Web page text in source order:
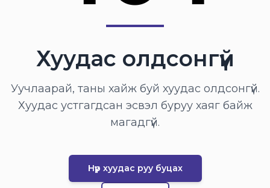
Хуудас олдсонгүй
Уучлаарай, таны хайж буй хуудас олдсонгүй.
Хуудас устгагдсан эсвэл буруу хаяг байж
магадгүй.
Нүүр хуудас руу буцах